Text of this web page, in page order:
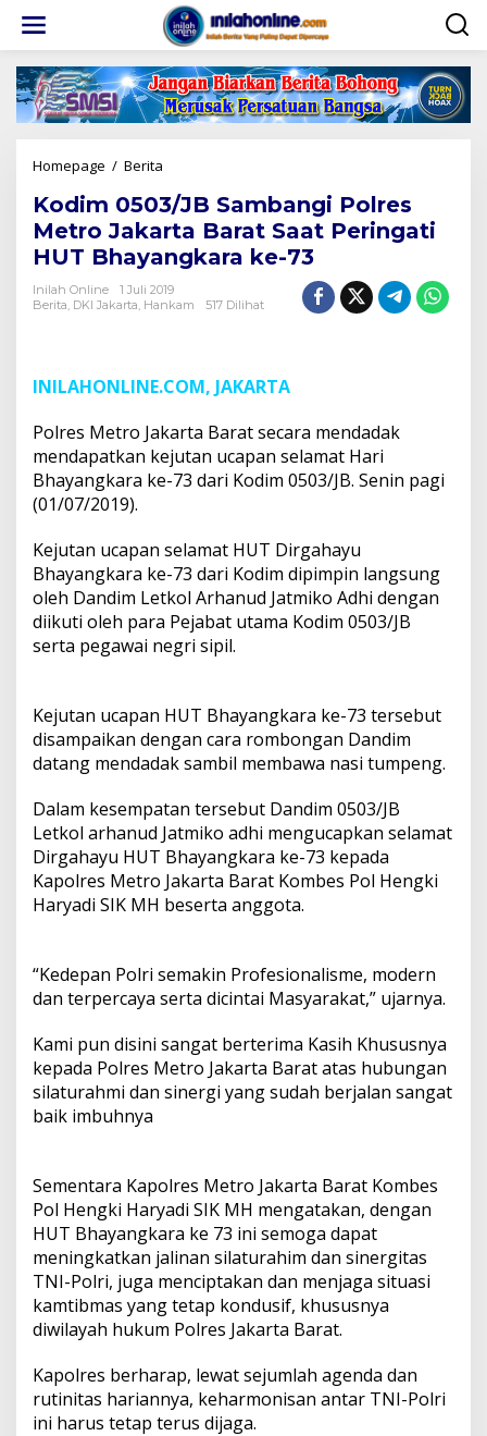
konten
Homepage / Berita
Sambangi
Polres
Metro
Jakarta
Barat
Saat
ke-
73
Kodim 0503/JB Sambangi Polres
Metro Jakarta Barat Saat Peringati
HUT Bhayangkara ke-73
Inilah Online
1 Juli 2019
Berita DKI Jakarta Hankam 517 Dilihat
INILAHONLINE.COM, JAKARTA
Polres Metro Jakarta Barat secara mendadak
mendapatkan kejutan ucapan selamat Hari
Bhayangkara ke-73 dari Kodim 0503/JB. Senin pagi
(01/07/2019).
Kejutan ucapan selamat HUT Dirgahayu
Bhayangkara ke-73 dari Kodim dipimpin langsung
oleh Dandim Letkol Arhanud Jatmiko Adhi dengan
diikuti oleh para Pejabat utama Kodim 0503/JB
serta pegawai negri sipil.
Kejutan ucapan HUT Bhayangkara ke-73 tersebut
disampaikan dengan cara rombongan Dandim
datang mendadak sambil membawa nasi tumpeng.
Dalam kesempatan tersebut Dandim 0503/JB
Letkol arhanud Jatmiko adhi mengucapkan selamat
Dirgahayu HUT Bhayangkara ke-73 kepada
Kapolres Metro Jakarta Barat Kombes Pol Hengki
Haryadi SIK MH beserta anggota.
“Kedepan Polri semakin Profesionalisme, modern
dan terpercaya serta dicintai Masyarakat,” ujarnya.
Kami pun disini sangat berterima Kasih Khususnya
kepada Polres Metro Jakarta Barat atas hubungan
silaturahmi dan sinergi yang sudah berjalan sangat
baik imbuhnya
Sementara Kapolres Metro Jakarta Barat Kombes
Pol Hengki Haryadi SIK MH mengatakan, dengan
HUT Bhayangkara ke 73 ini semoga dapat
meningkatkan jalinan silaturahim dan sinergitas
TNI-Polri, juga menciptakan dan menjaga situasi
kamtibmas yang tetap kondusif, khususnya
diwilayah hukum Polres Jakarta Barat.
Kapolres berharap, lewat sejumlah agenda dan
rutinitas hariannya, keharmonisan antar TNI-Polri
ini harus tetap terus dijaga.